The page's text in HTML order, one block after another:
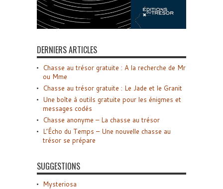
DERNIERS ARTICLES
Chasse au trésor gratuite : A la recherche de Mr
ou Mme
Chasse au trésor gratuite : Le Jade et le Granit
Une boîte à outils gratuite pour les énigmes et
messages codés
Chasse anonyme – La chasse au trésor
L’Écho du Temps – Une nouvelle chasse au
trésor se prépare
SUGGESTIONS
Mysteriosa